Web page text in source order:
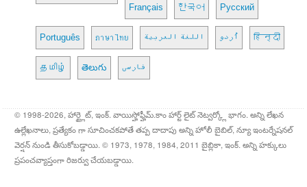
Français 한국어 Русский
Português ภาษาไทย اللغة العربية اُردو हिन्दी
தமிழ் తెలుగు فارسی
© 1998-2026, హార్ట్లైట్, ఇంక్. వాయిస్హోఫ్హీమ్.కాం హార్ట్ లైట్ నెట్వర్క్లో భాగం. అన్ని లేఖన
ఉల్లేఖనాలు, ప్రత్యేకం గా సూచించకపోతే తప్ప దాదాపు అన్ని హోలీ బైబిల్, న్యూ ఇంటర్నేషనల్
వెర్షన్ నుండి తీసుకోబడ్డాయి. © 1973, 1978, 1984, 2011 బైబ్లికా, ఇంక్. అన్ని హక్కులు
ప్రపంచవ్యాప్తంగా రిజర్వు చేయబడ్డాయి.